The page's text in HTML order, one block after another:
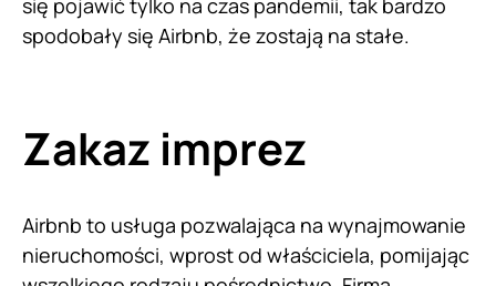
się pojawić tylko na czas pandemii, tak bardzo
spodobały się Airbnb, że zostają na stałe.
Zakaz imprez
Airbnb to usługa pozwalająca na wynajmowanie
nieruchomości, wprost od właściciela, pomijając